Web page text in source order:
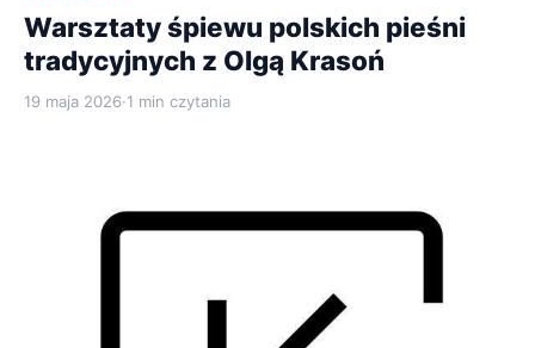
Warsztaty śpiewu polskich pieśni
tradycyjnych z Olgą Krasoń
19 maja 2026·1 min czytania